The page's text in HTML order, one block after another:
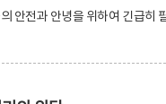
안전과 안녕을 위하여 긴급히